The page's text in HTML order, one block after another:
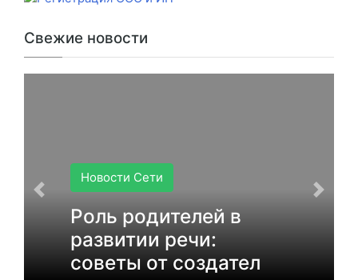
Свежие новости
Новости Сети
Роль родителей в
развитии речи:
советы от создател